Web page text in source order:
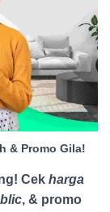
& Promo Gila!
Cek harga
, & promo